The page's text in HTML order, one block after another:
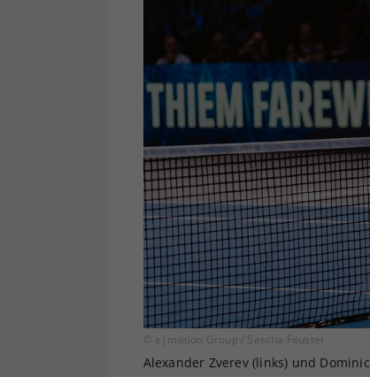
© e|motion Group / Sascha Feuster
Alexander Zverev (links) und